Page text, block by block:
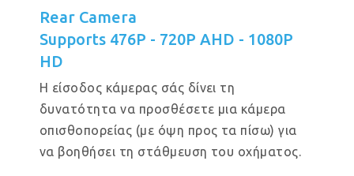
Rear Camera
Supports 476P - 720P AHD - 1080P
HD
Η είσοδος κάμερας σάς δίνει τη
δυνατότητα να προσθέσετε μια κάμερα
οπισθοπορείας (με όψη προς τα πίσω) για
να βοηθήσει τη στάθμευση του οχήματος.